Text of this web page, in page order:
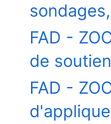
FAD -
de
FAD -